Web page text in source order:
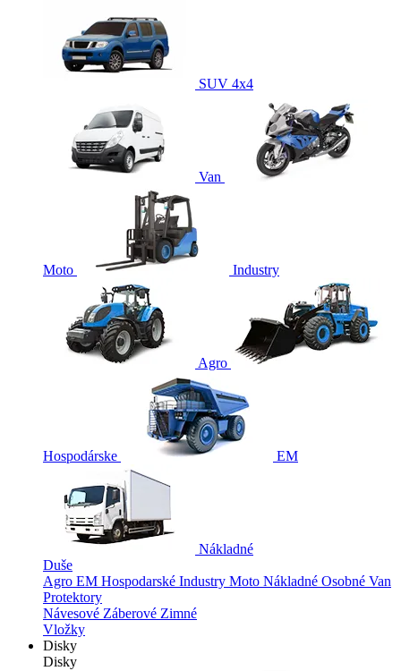
SUV 4x4
Van
Moto Industry
Agro
Hospodárske EM
Nákladné
Duše
Agro EM Hospodarské Industry Moto Nákladné Osobné Van
Protektory
Návesové Záberové Zimné
Vložky
Disky
Disky